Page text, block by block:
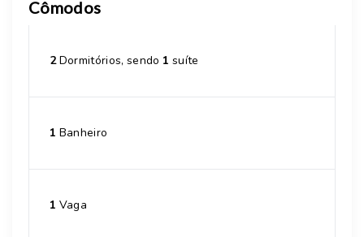
Cômodos
2Dormitórios, sendo 1 suíte
1 Banheiro
1 Vaga